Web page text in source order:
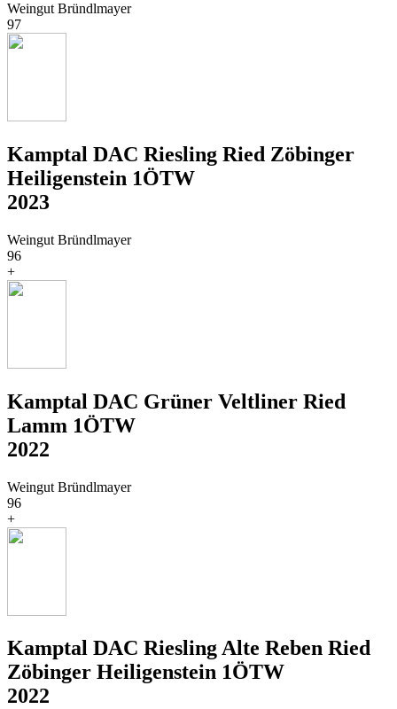
Weingut Bründlmayer
97
Kamptal DAC Riesling Ried Zöbinger
Heiligenstein 1ÖTW
2023
Weingut Bründlmayer
96
+
Kamptal DAC Grüner Veltliner Ried
Lamm 1ÖTW
2022
Weingut Bründlmayer
96
+
Kamptal DAC Riesling Alte Reben Ried
Zöbinger Heiligenstein 1ÖTW
2022